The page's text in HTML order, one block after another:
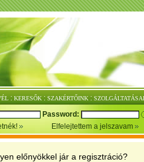
: KERESŐK : SZAKÉRTŐINK :
Password:
Elfelejtettem a jelszavam
előnyökkel jár a regisztráció?